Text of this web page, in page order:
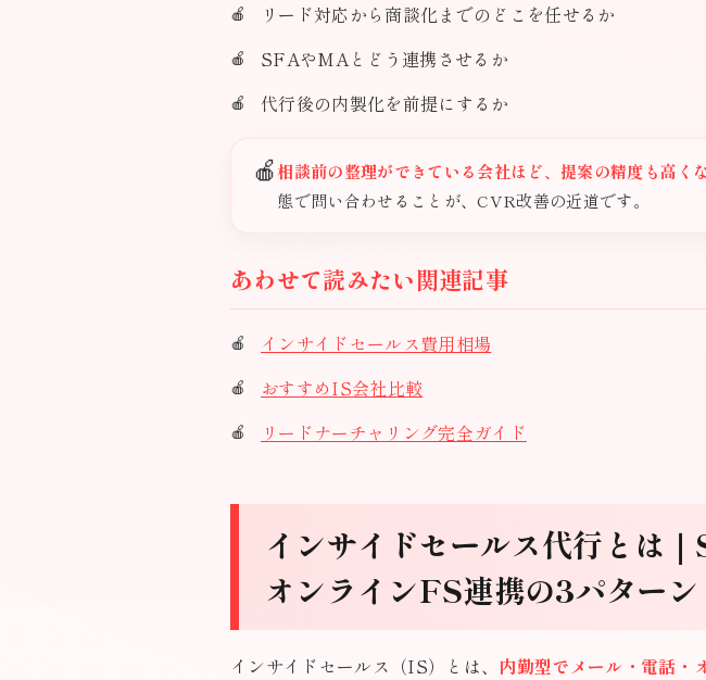
リード対応から商談化までのどこを任せるか
SFAやMAとどう連携させるか
代行後の内製化を前提にするか
🍎相談前の整理ができている会社ほど、提案の精度も高く
態で問い合わせることが、CVR改善の近道です。
あわせて読みたい関連記事
インサイドセールス費用相場
おすすめIS会社比較
リードナーチャリング完全ガイド
インサイドセールス代行とは
オンラインFS連携の3パターン
インサイドセールス（IS）とは、 内勤型でメール・電話・